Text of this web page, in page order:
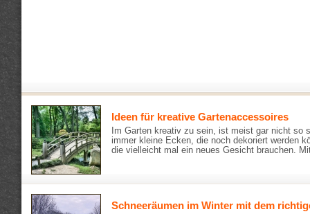
Ideen für kreative Gartenaccessoires
Im Garten kreativ zu sein, ist meist gar nicht so
immer kleine Ecken, die noch dekoriert werden
die vielleicht mal ein neues Gesicht brauchen.
Schneeräumen im Winter mit dem